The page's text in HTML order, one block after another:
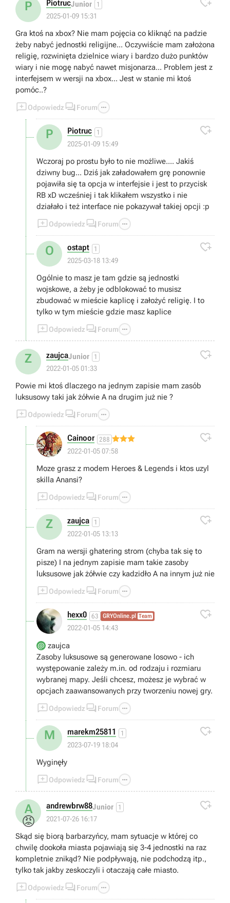
P PiotrucJunior 1
2025-01-09 15:31
Gra ktoś na xbox? Nie mam pojęcia co kliknąć na padzie
żeby nabyć jednostki religijne... Oczywiście mam założona
religię, rozwinięta dzielnice wiary i bardzo dużo punktów
wiary i nie mogę nabyć nawet misjonarza... Problem jest z
interfejsem w wersji na xbox... Jest w stanie mi ktoś
pomóc..?
Odpowiedz  Forum 
P Piotruc 1
2025-01-09 15:49

Wczoraj po prostu było to nie możliwe.... Jakiś
dziwny bug... Dziś jak załadowałem grę ponownie
pojawiła się ta opcja w interfejsie i jest to przycisk
RB xD wcześniej i tak klikałem wszystko i nie
działało i też interface nie pokazywał takiej opcji :p
Odpowiedz  Forum 
O ostapt 1
2025-03-18 13:49

Ogólnie to masz je tam gdzie są jednostki
wojskowe, a żeby je odblokować to musisz
zbudować w mieście kaplicę i założyć religię. I to
tylko w tym mieście gdzie masz kaplice
Odpowiedz  Forum 
Z zaujcaJunior 1
2022-01-05 01:33

Powie mi ktoś dlaczego na jednym zapisie mam zasób
luksusowy taki jak żółwie A na drugim już nie ?
Odpowiedz  Forum 
Cainoor 288
2022-01-05 07:58

Moze grasz z modem Heroes & Legends i ktos uzyl
skilla Anansi?
Odpowiedz  Forum 
Z zaujca 1
2022-01-05 13:13

Gram na wersji ghatering strom (chyba tak się to
pisze) I na jednym zapisie mam takie zasoby
luksusowe jak żółwie czy kadzidło A na innym już nie
Odpowiedz  Forum 
hexx0 63 GRYOnline.pl Team
2022-01-05 14:43

zaujca
Zasoby luksusowe są generowane losowo - ich
występowanie zależy m.in. od rodzaju i rozmiaru
wybranej mapy. Jeśli chcesz, możesz je wybrać w
opcjach zaawansowanych przy tworzeniu nowej gry.
Odpowiedz  Forum 
M marekm25811 1
2023-07-19 18:04

Wyginęły
Odpowiedz  Forum 
A
😡
andrewbrw88Junior 1
2021-07-26 16:17

Skąd się biorą barbarzyńcy, mam sytuacje w której co
chwilę dookoła miasta pojawiają się 3-4 jednostki na raz
kompletnie znikąd? Nie podpływają, nie podchodzą itp.,
tylko tak jakby zeskoczyli i otaczają całe miasto.
Odpowiedz  Forum 